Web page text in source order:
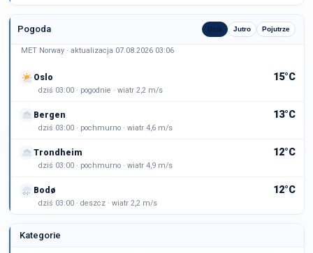
Pogoda Dziś Jutro Pojutrze
MET Norway · aktualizacja 07.08.2026 03:06
Oslo 15°C
dziś 03:00 · pogodnie · wiatr 2,2 m/s
Bergen 13°C
dziś 03:00 · pochmurno · wiatr 4,6 m/s
Trondheim 12°C
dziś 03:00 · pochmurno · wiatr 4,9 m/s
Bodø 12°C
dziś 03:00 · deszcz · wiatr 2,2 m/s
Kategorie